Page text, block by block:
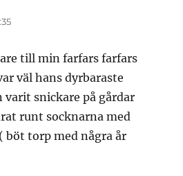
till min farfars farfars
väl hans dyrbaraste
varit snickare på gårdar
runt socknarna med
böt torp med några år